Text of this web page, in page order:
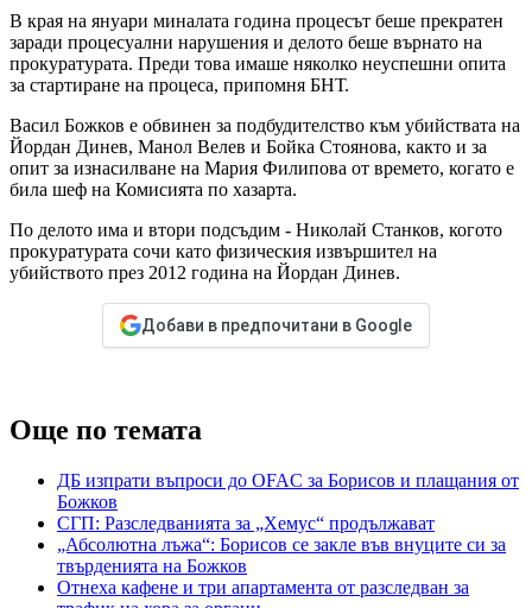
В края на януари миналата година процесът беше прекратен
заради процесуални нарушения и делото беше върнато на
прокуратурата. Преди това имаше няколко неуспешни опита
за стартиране на процеса, припомня БНТ.
Васил Божков е обвинен за подбудителство към убийствата на
Йордан Динев, Манол Велев и Бойка Стоянова, както и за
опит за изнасилване на Мария Филипова от времето, когато е
била шеф на Комисията по хазарта.
По делото има и втори подсъдим - Николай Станков, когото
прокуратурата сочи като физическия извършител на
убийството през 2012 година на Йордан Динев.
Добави в предпочитани в Google
Още по темата
ДБ изпрати въпроси до OFAC за Борисов и плащания от
Божков
СГП: Разследванията за „Хемус“ продължават
„Абсолютна лъжа“: Борисов се закле във внуците си за
твърденията на Божков
Отнеха кафене и три апартамента от разследван за